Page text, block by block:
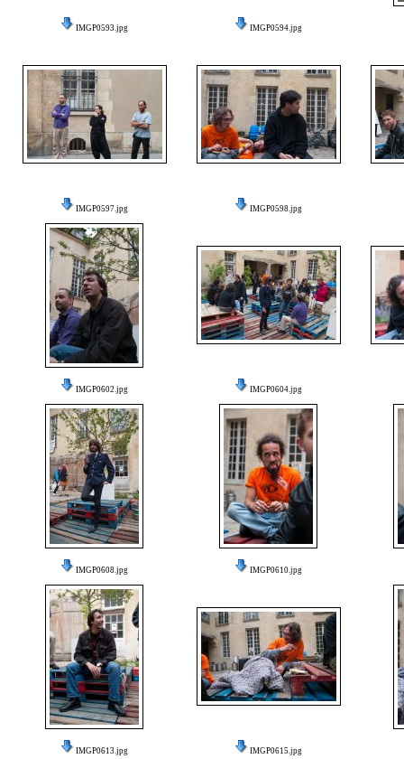
IMGP0593.jpg IMGP0594.jpg
IMGP0597.jpg IMGP0598.jpg
IMGP0602.jpg IMGP0604.jpg
IMGP0608.jpg IMGP0610.jpg
IMGP0613.jpg IMGP0615.jpg